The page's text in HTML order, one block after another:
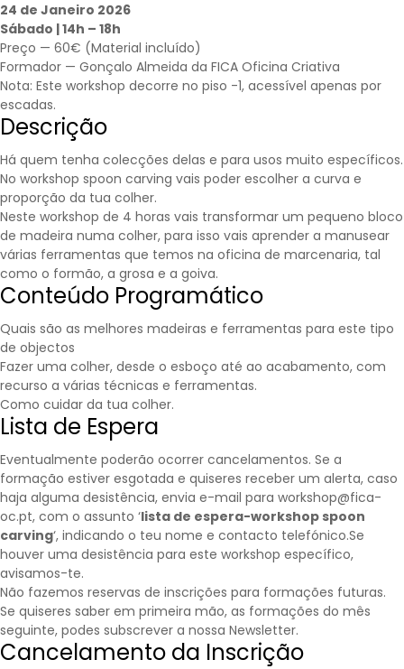
24 de Janeiro 2026
Sábado | 14h – 18h
Preço — 60€ (Material incluído)
Formador — Gonçalo Almeida da FICA Oficina Criativa
Nota: Este workshop decorre no piso -1, acessível apenas por
escadas.
Descrição
Há quem tenha colecções delas e para usos muito específicos.
No workshop spoon carving vais poder escolher a curva e
proporção da tua colher.
Neste workshop de 4 horas vais transformar um pequeno bloco
de madeira numa colher, para isso vais aprender a manusear
várias ferramentas que temos na oficina de marcenaria, tal
como o formão, a grosa e a goiva.
Conteúdo Programático
Quais são as melhores madeiras e ferramentas para este tipo
de objectos
Fazer uma colher, desde o esboço até ao acabamento, com
recurso a várias técnicas e ferramentas.
Como cuidar da tua colher.
Lista de Espera
Eventualmente poderão ocorrer cancelamentos. Se a
formação estiver esgotada e quiseres receber um alerta, caso
haja alguma desistência, envia e-mail para workshop@fica-
oc.pt, com o assunto ‘lista de espera-workshop spoon
carving‘, indicando o teu nome e contacto telefónico.Se
houver uma desistência para este workshop específico,
avisamos-te.
Não fazemos reservas de inscrições para formações futuras.
Se quiseres saber em primeira mão, as formações do mês
seguinte, podes subscrever a nossa Newsletter.
Cancelamento da Inscrição